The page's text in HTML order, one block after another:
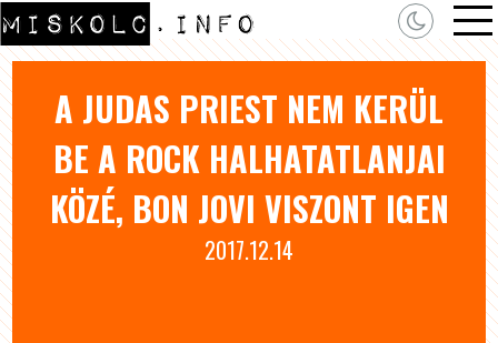
A JUDAS PRIEST NEM KERÜL
BE A ROCK HALHATATLANJAI
KÖZÉ, BON JOVI VISZONT IGEN
2017.12.14